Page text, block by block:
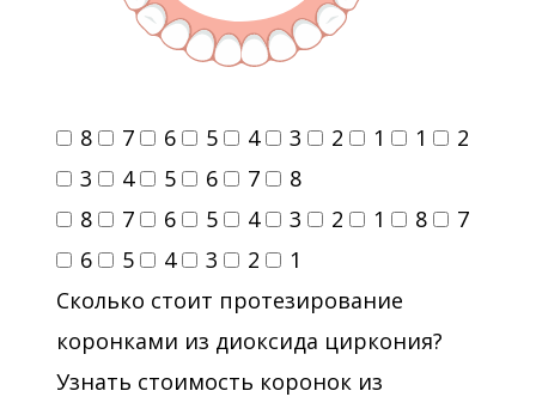
8 7 6 5 4 3 2 1 1
2
3
4 5 6 7
8
8
7 6 5 4 3 2 1 8
7
6
5 4 3 2
1
Сколько стоит протезирование
коронками из диоксида циркония?
Узнать стоимость коронок из